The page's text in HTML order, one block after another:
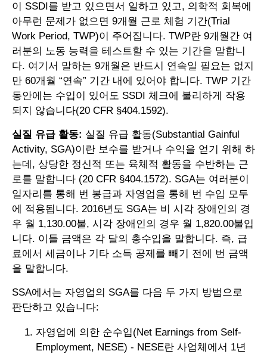
이 SSDI를 받고 있으면서 일하고 있고, 의학적 회복에
아무런 문제가 없으면 9개월 근로 체험 기간(Trial
Work Period, TWP)이 주어집니다. TWP란 9개월간 여
러분의 노동 능력을 테스트할 수 있는 기간을 말합니
다. 여기서 말하는 9개월은 반드시 연속일 필요는 없지
만 60개월 “연속” 기간 내에 있어야 합니다. TWP 기간
동안에는 수입이 있어도 SSDI 체크에 불리하게 작용
되지 않습니다(20 CFR §404.1592).
실질 유급 활동: 실질 유급 활동(Substantial Gainful
Activity, SGA)이란 보수를 받거나 수익을 얻기 위해 하
는데, 상당한 정신적 또는 육체적 활동을 수반하는 근
로를 말합니다 (20 CFR §404.1572). SGA는 여러분이
일자리를 통해 번 봉급과 자영업을 통해 번 수입 모두
에 적용됩니다. 2016년도 SGA는 비 시각 장애인의 경
우 월 1,130.00불, 시각 장애인의 경우 월 1,820.00불입
니다. 이들 금액은 각 달의 총수입을 말합니다. 즉, 급
료에서 세금이나 기타 소득 공제를 빼기 전에 번 금액
을 말합니다.
SSA에서는 자영업의 SGA를 다음 두 가지 방법으로
판단하고 있습니다:
자영업에 의한 순수입(Net Earnings from Self-
Employment, NESE) - NESE란 사업체에서 1년